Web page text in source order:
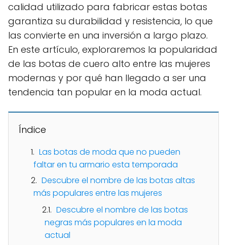
calidad utilizado para fabricar estas botas
garantiza su durabilidad y resistencia, lo que
las convierte en una inversión a largo plazo.
En este artículo, exploraremos la popularidad
de las botas de cuero alto entre las mujeres
modernas y por qué han llegado a ser una
tendencia tan popular en la moda actual.
Índice
Las botas de moda que no pueden
faltar en tu armario esta temporada
Descubre el nombre de las botas altas
más populares entre las mujeres
Descubre el nombre de las botas
negras más populares en la moda
actual